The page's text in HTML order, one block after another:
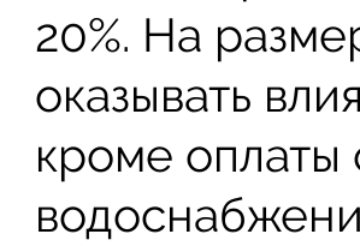
20%. На
оказывать
кроме оплаты